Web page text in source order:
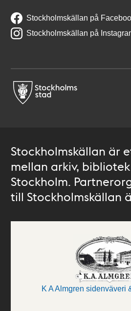
Stockholmskällan på
Stockholmskällan på
Stockholmskällan är
mellan arkiv,
Stockholm.
till Stockholmskällan
K A Almgren sidenväveri